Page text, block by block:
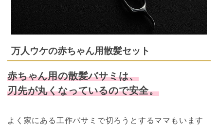
万人ウケの赤ちゃん用散髪セット
赤ちゃん用の散髪バサミは、
刃先が丸くなっているので安全。
よく家にある工作バサミで切ろうとするママもいます